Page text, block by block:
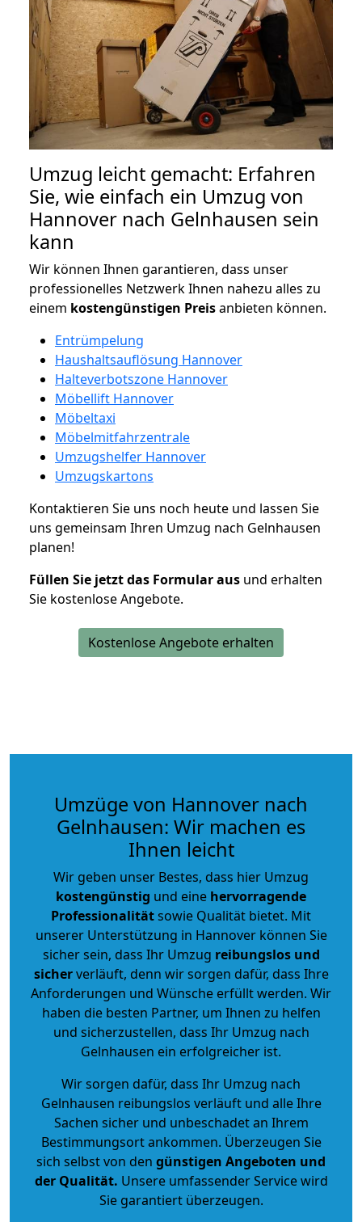
Umzug leicht gemacht: Erfahren
Sie, wie einfach ein Umzug von
Hannover nach Gelnhausen sein
kann
Wir können Ihnen garantieren, dass unser
professionelles Netzwerk Ihnen nahezu alles zu
einem kostengünstigen Preisanbieten können.
Entrümpelung
Haushaltsauflösung Hannover
Halteverbotszone Hannover
Möbellift Hannover
Möbeltaxi
Möbelmitfahrzentrale
Umzugshelfer Hannover
Umzugskartons
Kontaktieren Sie uns noch heute und lassen Sie
uns gemeinsam Ihren Umzug nach Gelnhausen
planen!
Füllen Sie jetzt das Formular aus und erhalten
Sie kostenlose Angebote.
Kostenlose Angebote erhalten
Umzüge von Hannover nach
Gelnhausen: Wir machen es
Ihnen leicht
Wir geben unser Bestes, dass hier Umzug
kostengünstig und eine hervorragende
Professionalitätsowie Qualität bietet. Mit
unserer Unterstützung in Hannover können Sie
sicher sein, dass Ihr Umzug reibungslos und
sicherverläuft, denn wir sorgen dafür, dass Ihre
Anforderungen und Wünsche erfüllt werden. Wir
haben die besten Partner, um Ihnen zu helfen
und sicherzustellen, dass Ihr Umzug nach
Gelnhausen ein erfolgreicher ist.
Wir sorgen dafür, dass Ihr Umzug nach
Gelnhausen reibungslos verläuft und alle Ihre
Sachen sicher und unbeschadet an Ihrem
Bestimmungsort ankommen. Überzeugen Sie
sich selbst von den günstigen Angeboten und
der Qualität. Unsere umfassender Service wird
Sie garantiert überzeugen.